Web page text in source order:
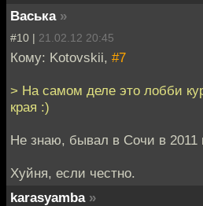
Васька »
#10 | 21.02.12 20:45
Кому: Kotovskii, #7
> На самом деле это лобби
края :)
Не знаю, бывал в Сочи в 2011
Хуйня, если честно.
karasyamba »